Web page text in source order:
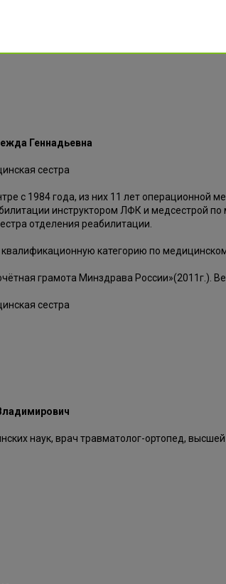
Геннадьевна
сестра
с 1984 года, из них 11 лет операционной
инструктором ЛФК и медсестрой
отделения реабилитации.
категорию по
грамота Минздрава России»(2011г.).
сестра
наук, врач травматолог-ортопед, высшей